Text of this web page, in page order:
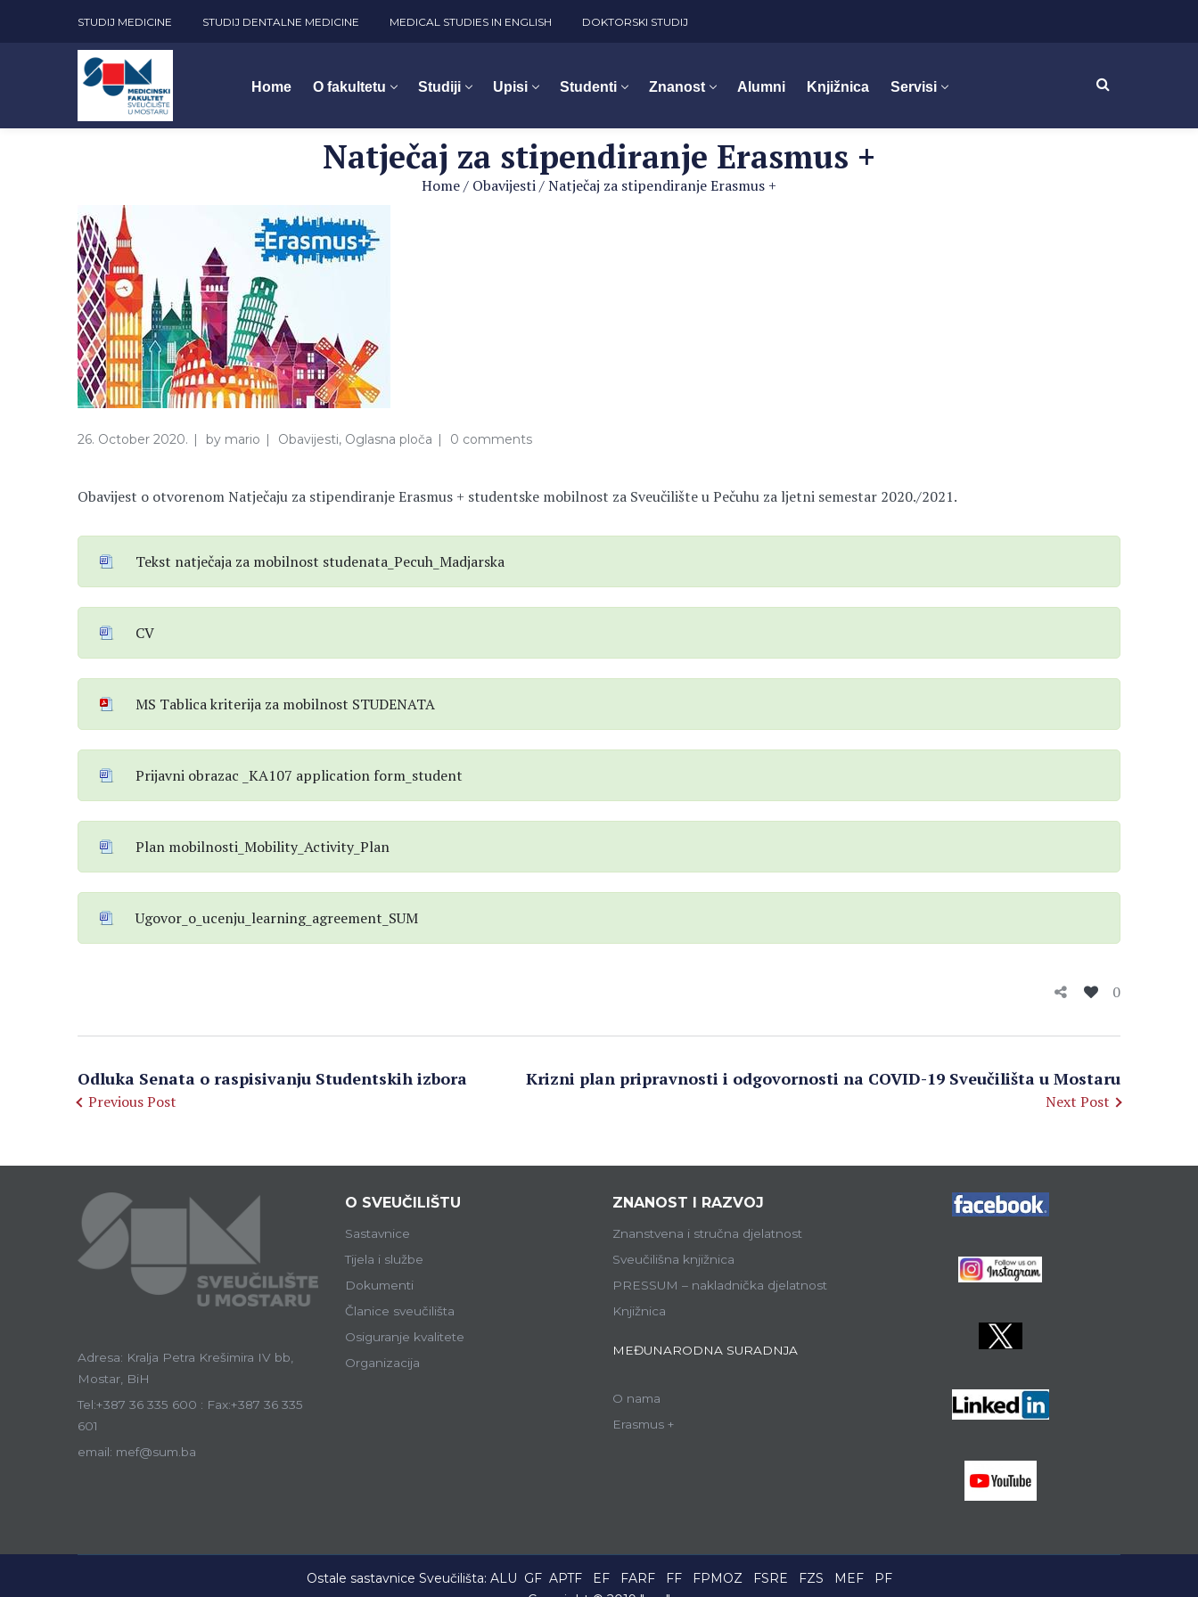
STUDIJ MEDICINE STUDIJ DENTALNE MEDICINE MEDICAL STUDIES IN ENGLISH DOKTORSKI STUDIJ
Home O fakultetu Studiji Upisi Studenti Znanost Alumni Knjižnica Servisi
Natječaj za stipendiranje Erasmus +
Home/ Obavijesti/Natječaj za stipendiranje Erasmus +
26. October 2020. by mario Obavijesti, Oglasna ploča 0 comments
Obavijest o otvorenom Natječaju za stipendiranje Erasmus + studentske mobilnost za Sveučilište u Pečuhu za ljetni semestar 2020./2021.
Tekst natječaja za mobilnost studenata_Pecuh_Madjarska
CV
MS Tablica kriterija za mobilnost STUDENATA
Prijavni obrazac _KA107 application form_student
Plan mobilnosti_Mobility_Activity_Plan
Ugovor_o_ucenju_learning_agreement_SUM
0
Odluka Senata o raspisivanju Studentskih izbora
Previous Post
Krizni plan pripravnosti i odgovornosti na COVID-19 Sveučilišta u Mostaru
Next Post
Adresa: Kralja Petra Krešimira IV bb,
Mostar, BiH
Tel:+387 36 335 600 : Fax:+387 36 335
601
email: mef@sum.ba
O SVEUČILIŠTU
Sastavnice
Tijela i službe
Dokumenti
Članice sveučilišta
Osiguranje kvalitete
Organizacija
ZNANOST I RAZVOJ
Znanstvena i stručna djelatnost
Sveučilišna knjižnica
PRESSUM – nakladnička djelatnost
Knjižnica
MEĐUNARODNA SURADNJA
O nama
Erasmus +
Ostale sastavnice Sveučilišta: ALU GF APTF EF FARF FF FPMOZ FSRE FZS MEF
PF